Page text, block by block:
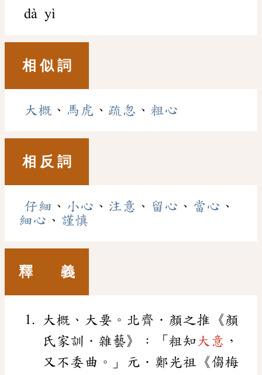
dà yì
相 似 詞
大概 、 馬虎 、 疏忽 、 粗心
相 反 詞
仔細 、 小心 、 注意 、 留心 、 當心 、
細心 、 謹慎
釋 義
大概、大要。北齊．顏之推《顏
氏家訓．雜藝》：「粗知 大意 ，
又不委曲。」元．鄭光祖《㑳梅